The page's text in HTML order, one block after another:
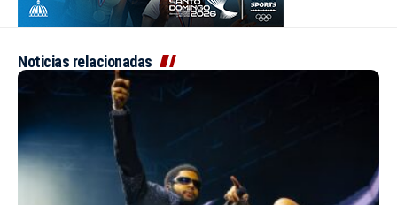
Noticias relacionadas